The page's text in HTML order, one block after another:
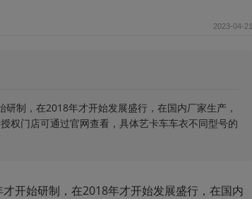
2023-04-21
制，在2018年才开始发展盛行，在国内厂家生产，
权门店可通过官网查看，具体艺卡车车衣不同型号的
开始研制，在2018年才开始发展盛行，在国内